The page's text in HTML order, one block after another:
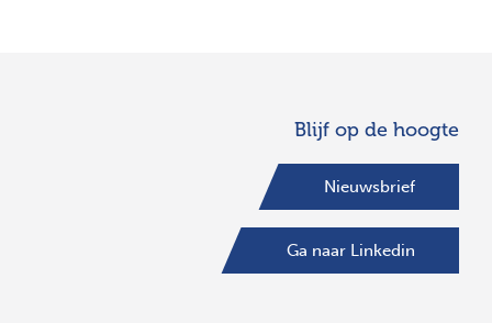
Blijf op de hoogte
Nieuwsbrief
Ga naar Linkedin